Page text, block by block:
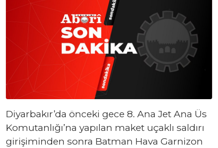
Diyarbakır’da önceki gece 8. Ana Jet Ana Üs
Komutanlığı’na yapılan maket uçaklı saldırı
girişiminden sonra Batman Hava Garnizon